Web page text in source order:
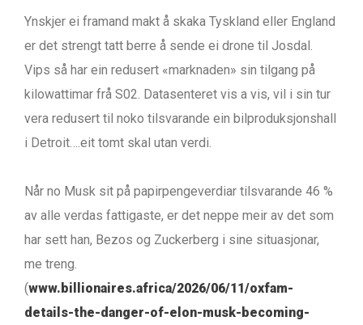
Ynskjer ei framand makt å skaka Tyskland eller England
er det strengt tatt berre å sende ei drone til Josdal.
Vips så har ein redusert «marknaden» sin tilgang på
kilowattimar frå S02. Datasenteret vis a vis, vil i sin tur
vera redusert til noko tilsvarande ein bilproduksjonshall
i Detroit….eit tomt skal utan verdi.
Når no Musk sit på papirpengeverdiar tilsvarande 46 %
av alle verdas fattigaste, er det neppe meir av det som
har sett han, Bezos og Zuckerberg i sine situasjonar,
me treng.
(www.billionaires.africa/2026/06/11/oxfam-
details-the-danger-of-elon-musk-becoming-